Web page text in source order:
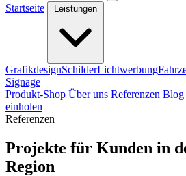
Startseite
GrafikdesignSchilderLichtwerbung
Signage
Produkt-Shop Über uns Referenzen Blog
einholen
Referenzen
Projekte für Kunden in
Region